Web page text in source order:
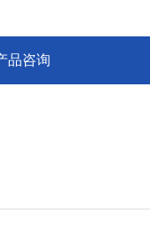
品咨询